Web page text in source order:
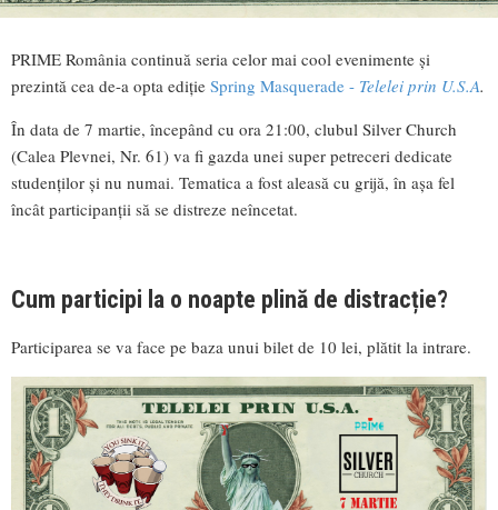
PRIME România continuă seria celor mai cool evenimente și
prezintă cea de-a opta ediție Spring Masquerade - Telelei prin U.S.A.
În data de 7 martie, începând cu ora 21:00, clubul Silver Church
(Calea Plevnei, Nr. 61) va fi gazda unei super petreceri dedicate
studenților și nu numai. Tematica a fost aleasă cu grijă, în așa fel
încât participanții să se distreze neîncetat.
Cum participi la o noapte plină de distracție?
Participarea se va face pe baza unui bilet de 10 lei, plătit la intrare.